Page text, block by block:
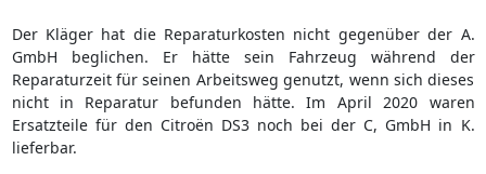
Der Kläger hat die Reparaturkosten nicht gegenüber der A.
GmbH beglichen. Er hätte sein Fahrzeug während der
Reparaturzeit für seinen Arbeitsweg genutzt, wenn sich dieses
nicht in Reparatur befunden hätte. Im April 2020 waren
Ersatzteile für den Citroën DS3 noch bei der C, GmbH in K.
lieferbar.